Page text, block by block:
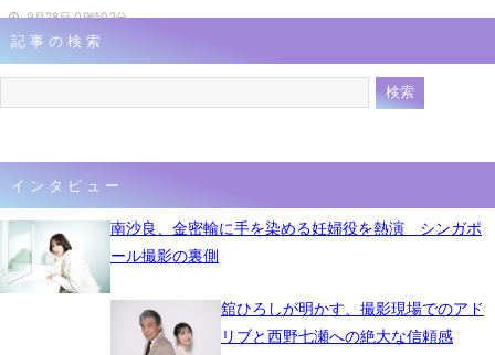
9月28日 09時02分
記事の検索
インタビュー
南沙良、金密輸に手を染める妊婦役を熱演 シンガポ
ール撮影の裏側
舘ひろしが明かす、撮影現場でのアド
リブと西野七瀬への絶大な信頼感